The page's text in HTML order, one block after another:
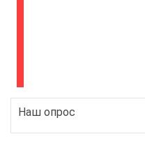
Наш опрос